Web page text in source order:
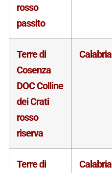
rosso
passito
Terre di
Cosenza
DOC Colline
dei Crati
rosso
riserva
Calabria
Terre di
Calabria